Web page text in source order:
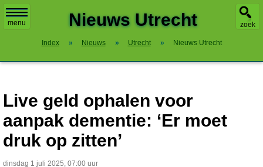
menu zoek
Nieuws Utrecht
Index » Nieuws » Utrecht » Nieuws Utrecht
Live geld ophalen voor
aanpak dementie: ‘Er moet
druk op zitten’
dinsdag 1 juli 2025, 07:00 uur